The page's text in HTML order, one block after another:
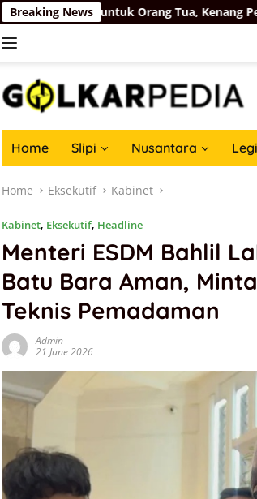
Breaking News
untuk Orang Tua, Kenang Perjuangan
Home Slipi Nusantara
Home Eksekutif Kabinet
Kabinet, Eksekutif, Headline
Menteri ESDM Bahlil
Batu Bara Aman,
Teknis Pemadaman
Admin
21 June 2026